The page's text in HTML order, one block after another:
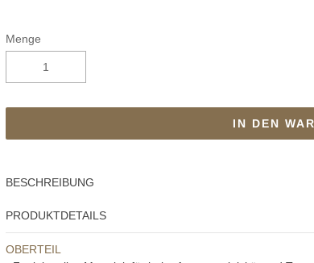
Menge
IN DEN
BESCHREIBUNG
PRODUKTDETAILS
OBERTEIL